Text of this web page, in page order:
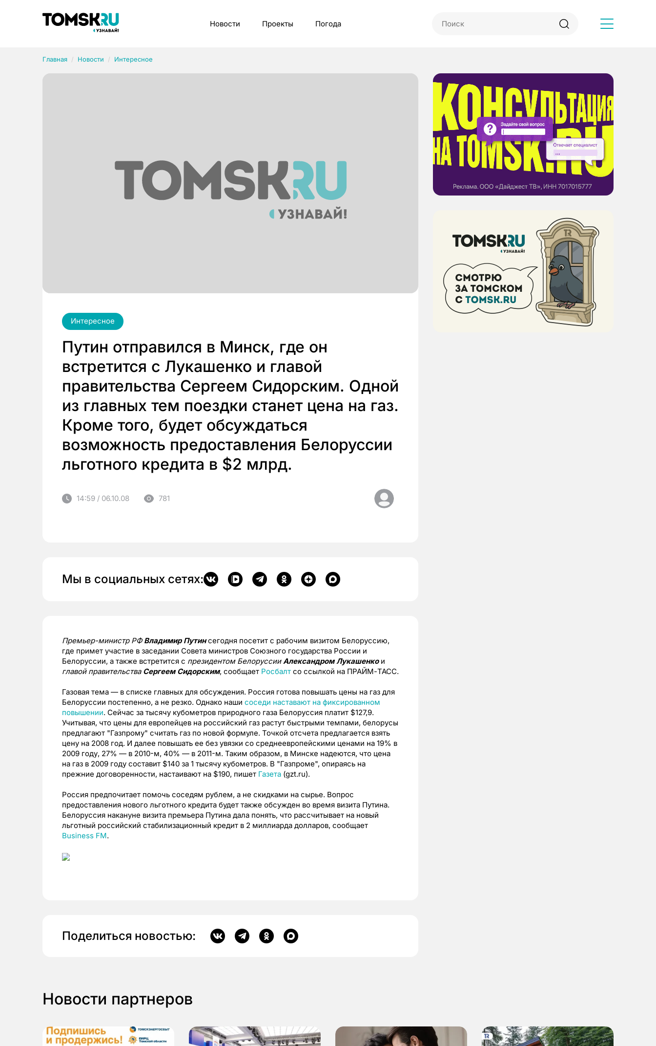
Новости Проекты Погода
Главная Новости Интересное
Интересное
Путин отправился в Минск, где он
встретится с Лукашенко и главой
правительства Сергеем Сидорским. Одной
из главных тем поездки станет цена на газ.
Кроме того, будет обсуждаться
возможность предоставления Белоруссии
льготного кредита в $2 млрд.
14:59 / 06.10.08 781
Мы в социальных сетях:
Премьер-министр РФ Владимир Путинсегодня посетит с рабочим визитом Белоруссию,
где примет участие в заседании Совета министров Союзного государства России и
Белоруссии, а также встретится с президентом БелоруссииАлександром Лукашенкои
главой правительства Сергеем Сидорским, сообщает Росбалт со ссылкой на ПРАЙМ-ТАСС.
Газовая тема — в списке главных для обсуждения. Россия готова повышать цены на газ для
Белоруссии постепенно, а не резко. Однако наши соседи наставают на фиксированном
повышении. Сейчас за тысячу кубометров природного газа Белоруссия платит $127,9.
Учитывая, что цены для европейцев на российский газ растут быстрыми темпами, белорусы
предлагают "Газпрому" считать газ по новой формуле. Точкой отсчета предлагается взять
цену на 2008 год. И далее повышать ее без увязки со среднеевропейскими ценами на 19% в
2009 году, 27% — в 2010-м, 40% — в 2011-м. Таким образом, в Минске надеются, что цена
на газ в 2009 году составит $140 за 1 тысячу кубометров. В "Газпроме", опираясь на
прежние договоренности, настаивают на $190, пишет Газета (gzt.ru).
Россия предпочитает помочь соседям рублем, а не скидками на сырье. Вопрос
предоставления нового льготного кредита будет также обсужден во время визита Путина.
Белоруссия накануне визита премьера Путина дала понять, что рассчитывает на новый
льготный российский стабилизационный кредит в 2 миллиарда долларов, сообщает
Business FM.
Поделиться новостью:
Новости партнеров
Рубрики